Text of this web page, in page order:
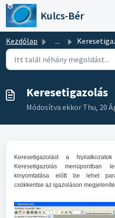
Kihagyás a tartalom
Kulcs-Bér
Kezdőlap ...
Keresetigazolás
Módosítva ekkor Thu, 20
Keresetigazolást a
Keresetigazolás menüpontban
kinyomtatása előtt be lehet
csökkentse az igazoláson